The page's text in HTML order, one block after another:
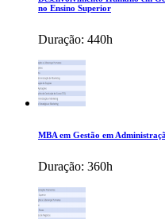
no Ensino Superior
Duração: 440h
MBA em Gestão em
Duração: 360h